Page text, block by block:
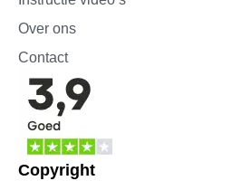
Over ons
Contact
Copyright